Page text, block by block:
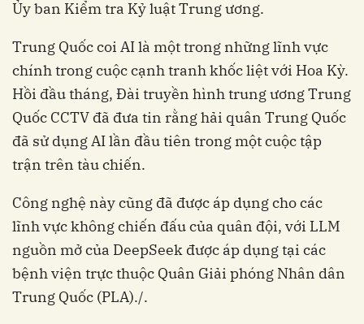
Ủy ban Kiểm tra Kỷ luật Trung ương.
Trung Quốc coi AI là một trong những lĩnh vực
chính trong cuộc cạnh tranh khốc liệt với Hoa Kỳ.
Hồi đầu tháng, Đài truyền hình trung ương Trung
Quốc CCTV đã đưa tin rằng hải quân Trung Quốc
đã sử dụng AI lần đầu tiên trong một cuộc tập
trận trên tàu chiến.
Công nghệ này cũng đã được áp dụng cho các
lĩnh vực không chiến đấu của quân đội, với LLM
nguồn mở của DeepSeek được áp dụng tại các
bệnh viện trực thuộc Quân Giải phóng Nhân dân
Trung Quốc (PLA)./.